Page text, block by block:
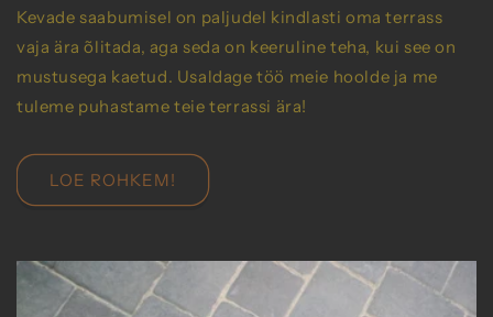
Kevade saabumisel on paljudel kindlasti oma terrass
vaja ära õlitada, aga seda on keeruline teha, kui see on
mustusega kaetud. Usaldage töö meie hoolde ja me
tuleme puhastame teie terrassi ära!
LOE ROHKEM!